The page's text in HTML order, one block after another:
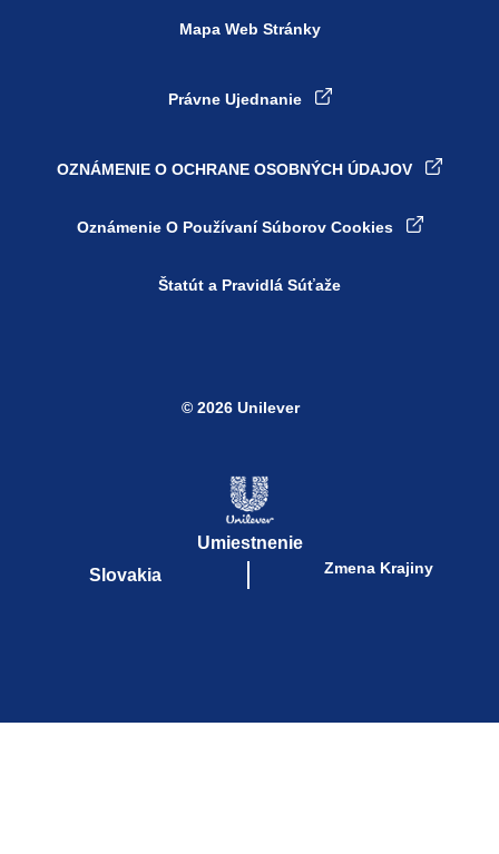
Mapa Web Stránky
Právne Ujednanie
OZNÁMENIE O OCHRANE OSOBNÝCH ÚDAJOV
Nastavenia súborov cookie
Oznámenie O Používaní Súborov Cookies